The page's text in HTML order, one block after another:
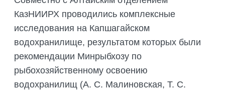
КазНИИРХ проводились комплексные
исследования на Капшагайском
водохранилище, результатом которых были
рекомендации Минрыбхозу по
рыбохозяйственному освоению
водохранилищ (А. С. Малиновская, Т. С.